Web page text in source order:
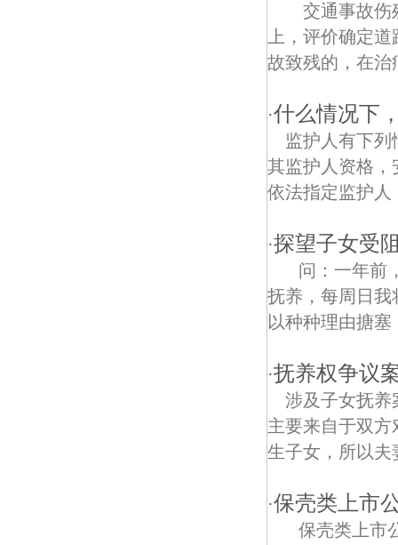
交通事故伤
上，评价确定
故致残的，在治
·什么情况下
监护人有下
其监护人资格，
依法指定监护人
·探望子女受
问：一年前
抚养，每周日我
以种种理由搪
·抚养权争议
涉及子女抚
主要来自于双
生子女，所以夫
·保壳类上市
保壳类上市